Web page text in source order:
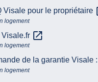
Visale pour le propriétaire
logement
Visale.fr open_in_new
logement
de la garantie Visale
logement